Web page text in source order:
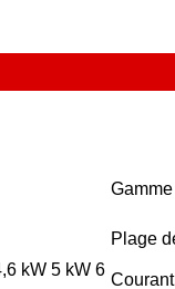
Plage
kW 5 kW 6